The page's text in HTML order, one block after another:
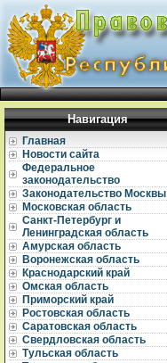
Навигация
Главная
Новости сайта
Федеральное
законодательство
Законодательство Москвы
Московская область
Санкт-Петербург и
Ленинградская область
Амурская область
Воронежская область
Краснодарский край
Омская область
Приморский край
Ростовская область
Саратовская область
Свердловская область
Тульская область